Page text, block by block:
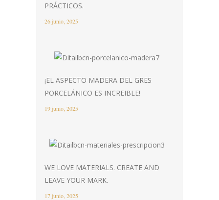
PRÁCTICOS.
26 junio, 2025
¡EL ASPECTO MADERA DEL GRES
PORCELÁNICO ES INCREIBLE!
19 junio, 2025
WE LOVE MATERIALS. CREATE AND
LEAVE YOUR MARK.
17 junio, 2025